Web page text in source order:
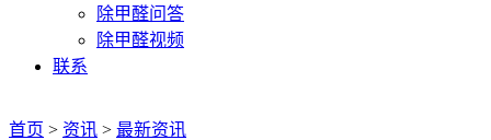
除甲醛问答
除甲醛视频
联系
首页 > 资讯 > 最新资讯